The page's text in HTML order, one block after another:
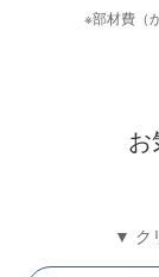
※部材費（
お
▼ ク